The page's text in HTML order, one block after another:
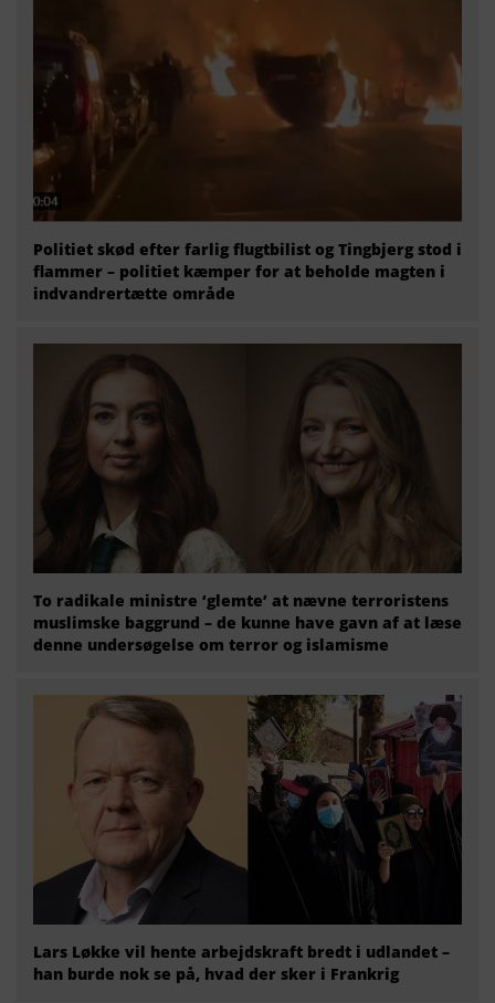
Politiet skød efter farlig flugtbilist og Tingbjerg stod i
flammer – politiet kæmper for at beholde magten i
indvandrertætte område
To radikale ministre ‘glemte’ at nævne terroristens
muslimske baggrund – de kunne have gavn af at læse
denne undersøgelse om terror og islamisme
Lars Løkke vil hente arbejdskraft bredt i udlandet –
han burde nok se på, hvad der sker i Frankrig